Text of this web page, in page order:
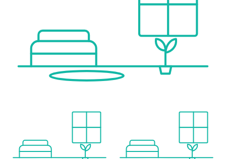
Bahnhof <125m
Autobahnanschluss <4.325m
Angaben Entfernung Luftlinie / Quelle: OpenStreetMap